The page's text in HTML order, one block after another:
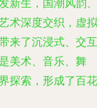
新生，国潮风韵、
术深度交织，虚拟
来了沉浸式、交互
美术、音乐、舞
探索，形成了百花